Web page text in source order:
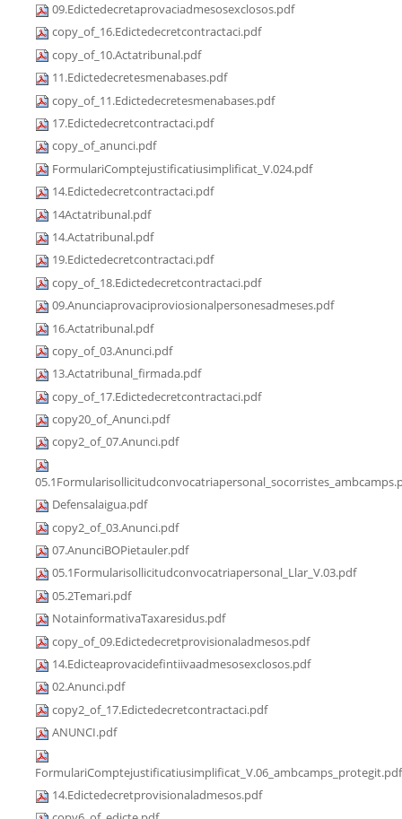
09.Edictedecretaprovaciadmesosexclosos.pdf
copy_of_16.Edictedecretcontractaci.pdf
copy_of_10.Actatribunal.pdf
11.Edictedecretesmenabases.pdf
copy_of_11.Edictedecretesmenabases.pdf
17.Edictedecretcontractaci.pdf
copy_of_anunci.pdf
FormulariComptejustificatiusimplificat_V.024.pdf
14.Edictedecretcontractaci.pdf
14Actatribunal.pdf
14.Actatribunal.pdf
19.Edictedecretcontractaci.pdf
copy_of_18.Edictedecretcontractaci.pdf
09.Anunciaprovaciproviosionalpersonesadmeses.pdf
16.Actatribunal.pdf
copy_of_03.Anunci.pdf
13.Actatribunal_firmada.pdf
copy_of_17.Edictedecretcontractaci.pdf
copy20_of_Anunci.pdf
copy2_of_07.Anunci.pdf
Defensalaigua.pdf
copy2_of_03.Anunci.pdf
07.AnunciBOPietauler.pdf
05.1Formularisollicitudconvocatriapersonal_Llar_V.03.pdf
05.2Temari.pdf
NotainformativaTaxaresidus.pdf
copy_of_09.Edictedecretprovisionaladmesos.pdf
14.Edicteaprovacidefintiivaadmesosexclosos.pdf
02.Anunci.pdf
copy2_of_17.Edictedecretcontractaci.pdf
ANUNCI.pdf
FormulariComptejustificatiusimplificat_V.06_ambcamps_protegit.pdf
14.Edictedecretprovisionaladmesos.pdf